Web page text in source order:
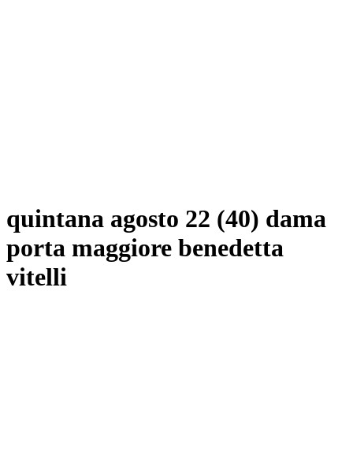
quintana agosto 22 (40) dama
porta maggiore benedetta
vitelli